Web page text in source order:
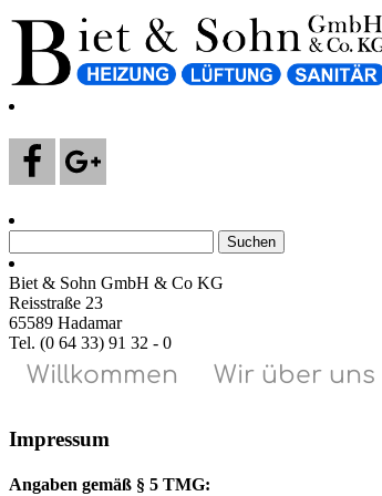
nach:
Biet & Sohn GmbH & Co KG
Reisstraße 23
65589 Hadamar
Tel. (0 64 33) 91 32 - 0
Willkommen Wir über uns
Impressum
Angaben gemäß § 5 TMG: